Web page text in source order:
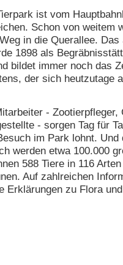
ist vom
Schon von weitem
in die Querallee.
1898 als
bildet immer noch das
der sich heutzutage
- Zootierpfleger,
- sorgen Tag für
im Park lohnt. Und
werden etwa 100.000
588 Tiere in 116
Auf zahlreichen
Erklärungen zu Flora